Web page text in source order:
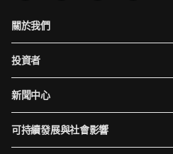
關於我們
投資者
新聞中心
可持續發展與社會影響